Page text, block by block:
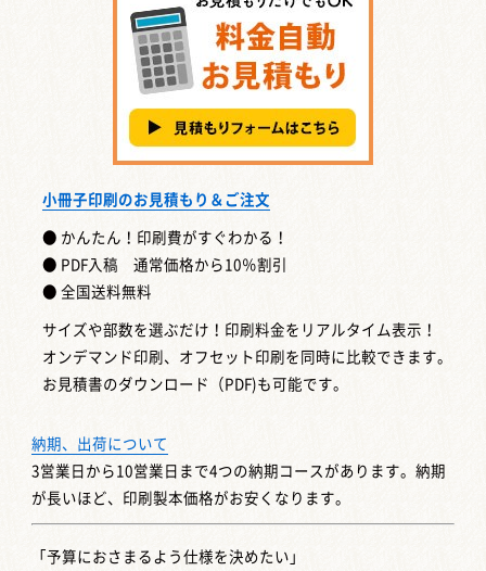
小冊子印刷のお見積もり＆ご注文
● かんたん！印刷費がすぐわかる！
● PDF入稿 通常価格から10％割引
● 全国送料無料
サイズや部数を選ぶだけ！印刷料金をリアルタイム表示！
オンデマンド印刷、オフセット印刷を同時に比較できます。
お見積書のダウンロード（PDF)も可能です。
納期、出荷について
3営業日から10営業日まで4つの納期コースがあります。納期
が長いほど、印刷製本価格がお安くなります。
「予算におさまるよう仕様を決めたい」